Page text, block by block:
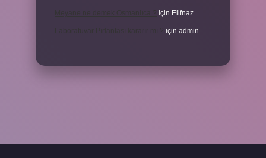
için Elifnaz
için admin